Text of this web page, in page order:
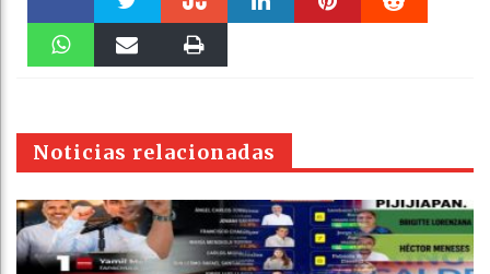
Faceboo Twitter Stumble
pt
Noticias relacionadas